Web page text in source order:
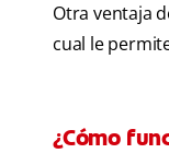
Otra ventaja
cual le
¿Cómo